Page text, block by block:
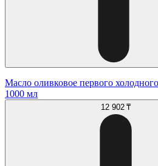
Масло оливковое первого
1000 мл
12 902 ₸